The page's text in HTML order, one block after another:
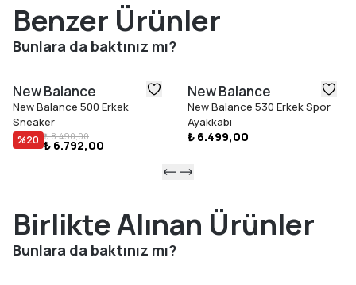
Benzer Ürünler
Bunlara da baktınız mı?
New Balance
New Balance 500 Erkek
Sneaker
%20 ₺ 8.490,00
₺ 6.792,00
New Balance
New Balance 530 Erkek Spor
Ayakkabı
₺ 6.499,00
Birlikte Alınan Ürünler
Bunlara da baktınız mı?